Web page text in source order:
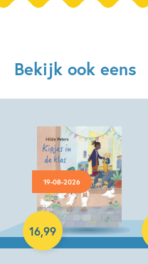
Bekijk ook eens
19-08-2026
16,99
Hardcover